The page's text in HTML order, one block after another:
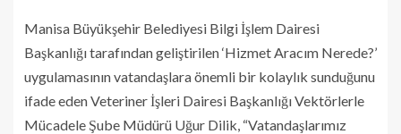
Manisa Büyükşehir Belediyesi Bilgi İşlem Dairesi
Başkanlığı tarafından geliştirilen ‘Hizmet Aracım Nerede?’
uygulamasının vatandaşlara önemli bir kolaylık sunduğunu
ifade eden Veteriner İşleri Dairesi Başkanlığı Vektörlerle
Mücadele Şube Müdürü Uğur Dilik, “Vatandaşlarımız